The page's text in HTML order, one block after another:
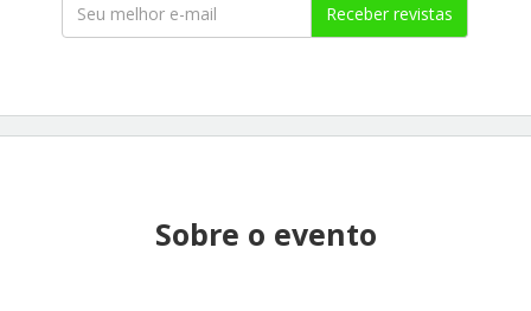
Receber revistas
Sobre o evento